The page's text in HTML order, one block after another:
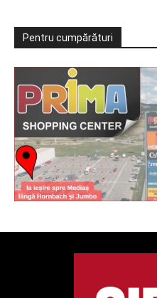
Pentru cumpărături